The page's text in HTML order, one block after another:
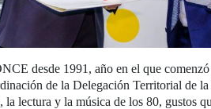
desde 1991, año en el que
de la Delegación Territorial de
lectura y la música de los 80, gustos